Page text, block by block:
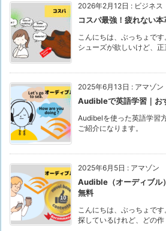
2026年2月12日 : ビジネス
コスパ最強！疲れない
こんにちは、ぶっちょで
シューズが欲しいけど、正
2025年6月13日 : アマゾン
Audibleで英語学習｜お
Audibelを使った英語学習
ご紹介になります。
2025年6月5日 : アマゾン
Audible（オーディブル
無料
こんにちは、ぶっちょで
探しているけれど、どの作